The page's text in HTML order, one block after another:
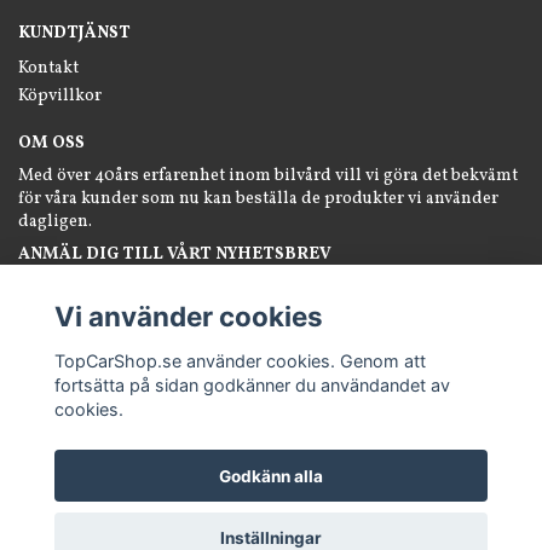
KUNDTJÄNST
Kontakt
Köpvillkor
OM OSS
Med över 40års erfarenhet inom bilvård vill vi göra det bekvämt
för våra kunder som nu kan beställa de produkter vi använder
dagligen.
ANMÄL DIG TILL VÅRT NYHETSBREV
© Copyright TopCarShop.se
Vi använder cookies
TopCarShop.se använder cookies. Genom att
fortsätta på sidan godkänner du användandet av
cookies.
Godkänn alla
Inställningar